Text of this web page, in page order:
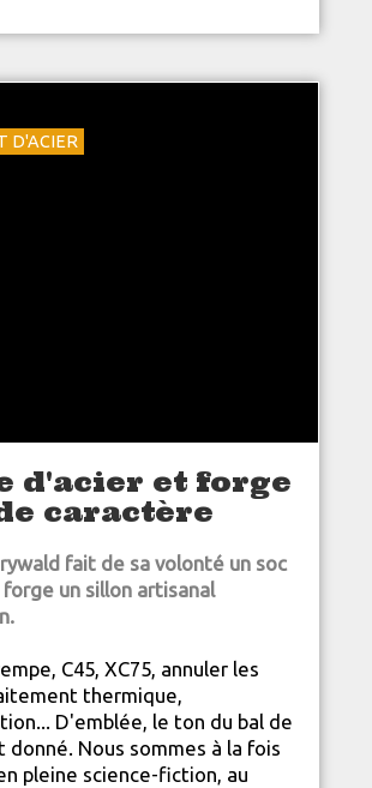
D'ACIER
d'acier et forge
caractère
fait de sa volonté un soc
un sillon artisanal
C45, XC75, annuler les
thermique,
D'emblée, le ton du bal de
donné. Nous sommes à la fois
pleine science-fiction, au